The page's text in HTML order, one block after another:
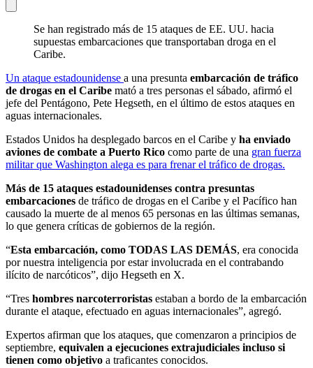
Se han registrado más de 15 ataques de EE. UU. hacia
supuestas embarcaciones que transportaban droga en el
Caribe.
Un ataque estadounidense a una presunta embarcación de tráfico
de drogas en el Caribe mató a tres personas el sábado, afirmó el
jefe del Pentágono, Pete Hegseth, en el último de estos ataques en
aguas internacionales.
Estados Unidos ha desplegado barcos en el Caribe y ha enviado
aviones de combate a Puerto Rico como parte de una gran fuerza
militar que Washington alega es para frenar el tráfico de drogas.
Más de 15 ataques estadounidenses contra presuntas
embarcaciones de tráfico de drogas en el Caribe y el Pacífico han
causado la muerte de al menos 65 personas en las últimas semanas,
lo que genera críticas de gobiernos de la región.
“Esta embarcación, como TODAS LAS DEMÁS, era conocida
por nuestra inteligencia por estar involucrada en el contrabando
ilícito de narcóticos”, dijo Hegseth en X.
“Tres hombres narcoterroristas estaban a bordo de la embarcación
durante el ataque, efectuado en aguas internacionales”, agregó.
Expertos afirman que los ataques, que comenzaron a principios de
septiembre, equivalen a ejecuciones extrajudiciales incluso si
tienen como objetivo a traficantes conocidos.